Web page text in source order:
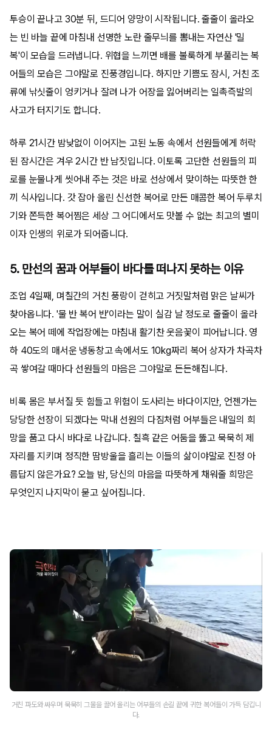
투승이 끝나고 30분 뒤, 드디어 양망이 시작됩니다. 줄줄이 올라오
는 빈 바늘 끝에 마침내 선명한 노란 줄무늬를 뽐내는 자연산 '밀
복'이 모습을 드러냅니다. 위협을 느끼면 배를 불룩하게 부풀리는 복
어들의 모습은 그야말로 진풍경입니다. 하지만 기쁨도 잠시, 거친 조
류에 낚싯줄이 엉키거나 잘려 나가 어장을 잃어버리는 일촉즉발의
사고가 터지기도 합니다.
하루 21시간 밤낮없이 이어지는 고된 노동 속에서 선원들에게 허락
된 잠시간은 겨우 2시간 반 남짓입니다. 이토록 고단한 선원들의 피
로를 눈물나게 씻어내 주는 것은 바로 선상에서 맞이하는 따뜻한 한
끼 식사입니다. 갓 잡아 올린 신선한 복어로 만든 매콤한 복어 두루치
기와 쫀득한 복어찜은 세상 그 어디에서도 맛볼 수 없는 최고의 별미
이자 인생의 위로가 되어줍니다.
5. 만선의 꿈과 어부들이 바다를 떠나지 못하는 이유
조업 4일째, 며칠간의 거친 풍랑이 걷히고 거짓말처럼 맑은 날씨가
찾아옵니다. '물 반 복어 반'이라는 말이 실감 날 정도로 줄줄이 올라
오는 복어 떼에 작업장에는 마침내 활기찬 웃음꽃이 피어납니다. 영
하 40도의 매서운 냉동창고 속에서도 10kg짜리 복어 상자가 차곡차
곡 쌓여갈 때마다 선원들의 마음은 그야말로 든든해집니다.
비록 몸은 부서질 듯 힘들고 위험이 도사리는 바다이지만, 언젠가는
당당한 선장이 되겠다는 막내 선원의 다짐처럼 어부들은 내일의 희
망을 품고 다시 바다로 나갑니다. 칠흑 같은 어둠을 뚫고 묵묵히 제
자리를 지키며 정직한 땀방울을 흘리는 이들의 삶이야말로 진정 아
름답지 않은가요? 오늘 밤, 당신의 마음을 따뜻하게 채워줄 희망은
무엇인지 나지막이 묻고 싶어집니다.
거친 파도와 싸우며 묵묵히 그물을 끌어 올리는 어부들의 손길 끝에 귀한 복어들이 가득 담깁니
다.